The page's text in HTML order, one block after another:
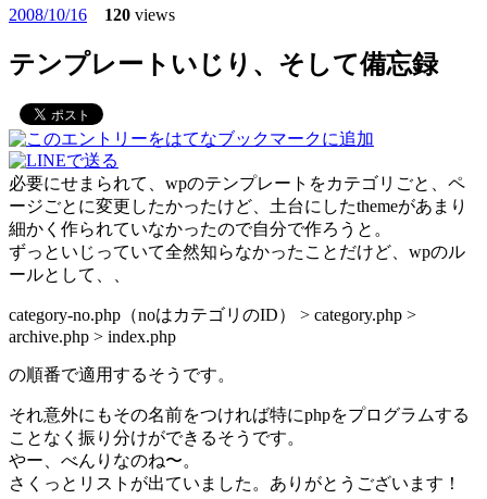
2008/10/16
120 views
テンプレートいじり、そして備忘録
必要にせまられて、wpのテンプレートをカテゴリごと、ペ
ージごとに変更したかったけど、土台にしたthemeがあまり
細かく作られていなかったので自分で作ろうと。
ずっといじっていて全然知らなかったことだけど、wpのル
ールとして、、
category-no.php（noはカテゴリのID） > category.php >
archive.php > index.php
の順番で適用するそうです。
それ意外にもその名前をつければ特にphpをプログラムする
ことなく振り分けができるそうです。
やー、べんりなのね〜。
さくっとリストが出ていました。ありがとうございます！